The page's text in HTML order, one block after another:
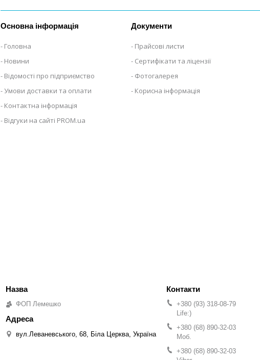
Основна інформація
Головна
Новини
Відомості про підприємство
Умови доставки та оплати
Контактна інформація
Відгуки на сайті PROM.ua
Документи
Прайсові листи
Сертифікати та ліцензії
Фотогалерея
Корисна інформація
ФОП Лемешко
вул.Леваневського, 68, Біла Церква, Україна
+380 (93) 318-08-79
Life:)
+380 (68) 890-32-03
Моб.
+380 (68) 890-32-03